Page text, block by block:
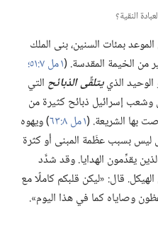
النقية؟‏
بمئات السنين،‏ بنى الملك
من الخيمة المقدسة.‏ (‏١ مل ٧:‏٥١؛‏
الوحيد الذييتلقَّى الذبائح التي
إسرائيل ذبائح كثيرة من
بها الشريعة.‏ (‏١ مل ٨:‏٦٣
‏)‏ ويهوه
ليس بسبب عظَمة المبنى أو كثرة
يقدِّمون الهدايا.‏ وقد شدَّد
قال:‏ «ليكن قلبكم كاملًا مع
وصاياه كما في هذا اليوم».‏